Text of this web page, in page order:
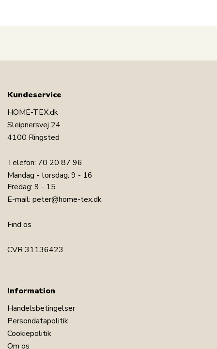
Kundeservice
HOME-TEX.dk
Sleipnersvej 24
4100 Ringsted
Telefon: 70 20 87 96
Mandag - torsdag: 9 - 16
Fredag: 9 - 15
E-mail: peter@home-tex.dk
Find os
CVR 31136423
Information
Handelsbetingelser
Persondatapolitik
Cookiepolitik
Om os